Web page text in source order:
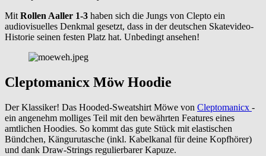
Mit Rollen Aaller 1-3 haben sich die Jungs von Clepto ein
audiovisuelles Denkmal gesetzt, dass in der deutschen Skatevideo-
Historie seinen festen Platz hat. Unbedingt ansehen!
Cleptomanicx Möw Hoodie
Der Klassiker! Das Hooded-Sweatshirt Möwe von Cleptomanicx -
ein angenehm molliges Teil mit den bewährten Features eines
amtlichen Hoodies. So kommt das gute Stück mit elastischen
Bündchen, Kängurutasche (inkl. Kabelkanal für deine Kopfhörer)
und dank Draw-Strings regulierbarer Kapuze.